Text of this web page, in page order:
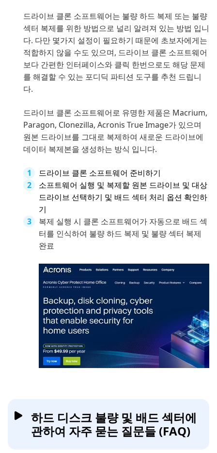
드라이브 클론 소프트웨어는 불량 하드 복제 또는 불량
섹터 복제를 위한 방법으로 널리 알려져 있는 방법 입니
다. 다만 몇가지 설정이 필요하기 때문에 초보자에게는
적합하지 않을 수도 있으며, 드라이브 클론 소프트웨어
보다 간편한 인터페이스와 클릭 한번으로도 해당 문제
를 해결할 수 있는 포디딕 파티션 도구를 추천 드립니
다.
드라이브 클론 소프트웨어로 유명한 제품은 Macrium,
Paragon, Clonezilla, Acronis True Image가 있으며
원본 드라이브를 그대로 복제하여 새로운 드라이브에
데이터 복제본을 생성하는 방식 입니다.
드라이브 클론 소프트웨어 준비하기
소프트웨어 실행 및 복제할 원본 드라이브 및 대상
드라이브 선택하기 및 배드 섹터 처리 옵션 확인하
기
복제 실행 시 클론 소프트웨어가 자동으로 배드 섹
터를 인식하여 불량 하드 복제 및 불량 섹터 복제
완료
하드 디스크 불량 및 배드 섹터에
관하여 자주 묻는 질문들 (FAQ)